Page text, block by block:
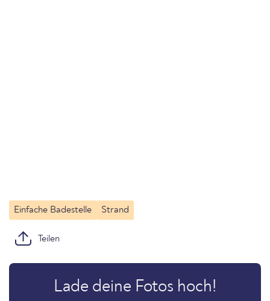
Einfache Badestelle Strand
Teilen
Lade deine Fotos hoch!